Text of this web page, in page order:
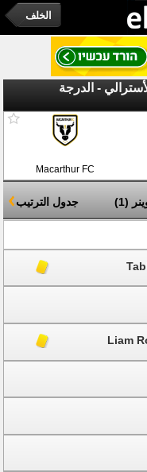
الخلف
- الدرجة
Macarthur FC
جدول الترتيب (1)
Liam